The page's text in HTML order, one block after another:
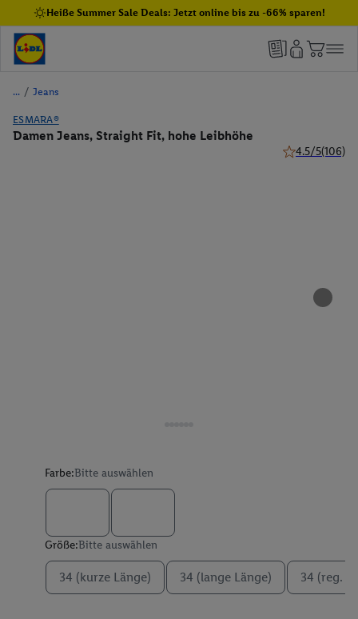
Heiße Summer Sale Deals: Jetzt online bis zu -66% sparen!
/ Jeans
ESMARA®
Damen Jeans, Straight Fit, hohe Leibhöhe
4.5/5(106)
Farbe:Bitte auswählen
Größe:Bitte auswählen
34 (kurze Länge) 34 (lange Länge) 34 (reg.